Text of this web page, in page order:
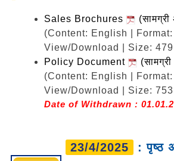
Sales Brochures
(Content: English | Format:
View/Download | Size:
Policy Document
(Content: English | Format:
View/Download | Size:
Date of Withdrawn :
23/4/2025 : पृष्ठ